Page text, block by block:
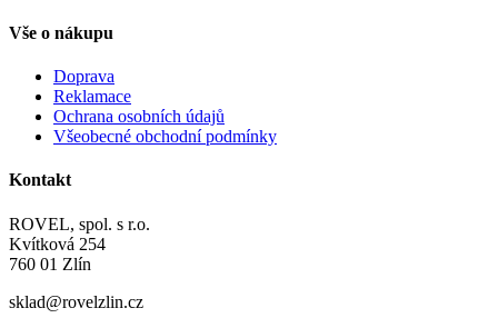
Vše o nákupu
Doprava
Reklamace
Ochrana osobních údajů
Všeobecné obchodní podmínky
Kontakt
ROVEL, spol. s r.o.
Kvítková 254
760 01 Zlín
sklad@rovelzlin.cz